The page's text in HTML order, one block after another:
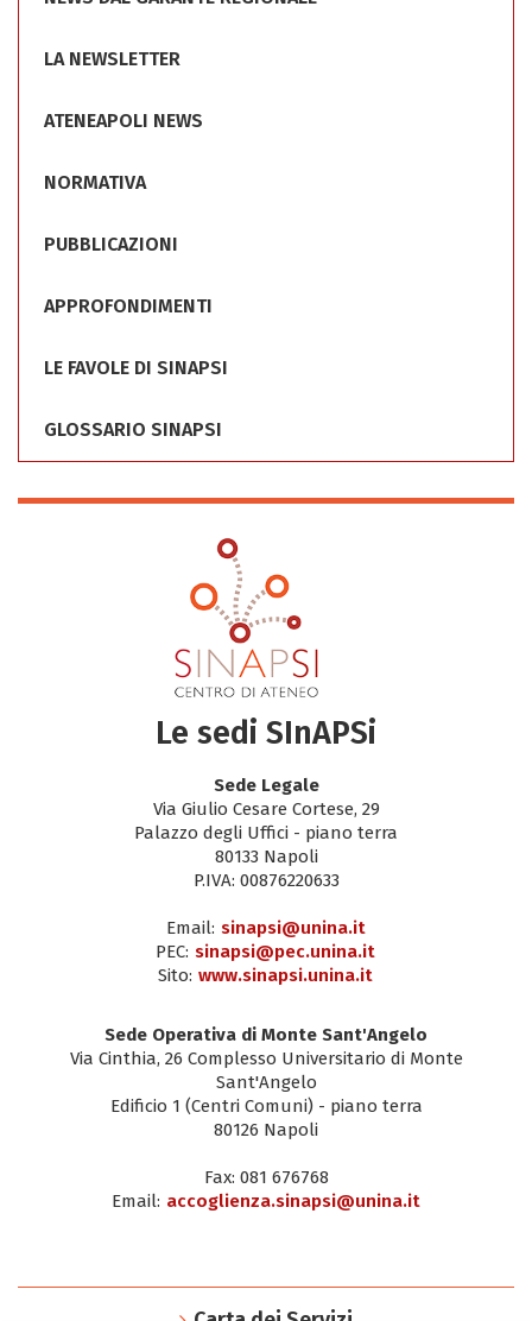
LA NEWSLETTER
ATENEAPOLI NEWS
NORMATIVA
PUBBLICAZIONI
APPROFONDIMENTI
LE FAVOLE DI SINAPSI
GLOSSARIO SINAPSI
Le sedi SInAPSi
Sede Legale
Via Giulio Cesare Cortese, 29
Palazzo degli Uffici - piano terra
80133 Napoli
P.IVA: 00876220633
Email: sinapsi@unina.it
PEC: sinapsi@pec.unina.it
Sito: www.sinapsi.unina.it
Sede Operativa di Monte Sant'Angelo
Via Cinthia, 26 Complesso Universitario di Monte
Sant'Angelo
Edificio 1 (Centri Comuni) - piano terra
80126 Napoli
Fax: 081 676768
Email: accoglienza.sinapsi@unina.it